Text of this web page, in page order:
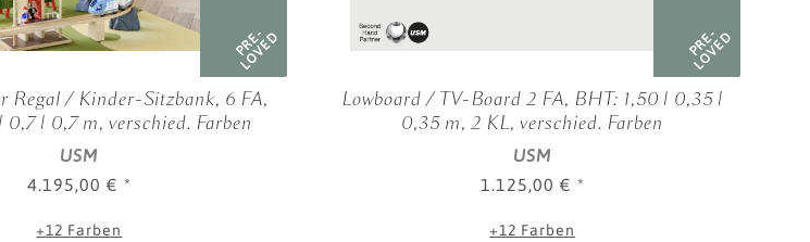
PRE-
LOVED
Regal / Kinder-Sitzbank, 6 FA,
0,7 | 0,7 m, verschied. Farben
USM
4.195,00 € *
+12 Farben
PRE-
LOVED
Lowboard / TV-Board 2 FA, BHT: 1,50 | 0,35 |
0,35 m, 2 KL, verschied. Farben
USM
1.125,00 € *
+12 Farben